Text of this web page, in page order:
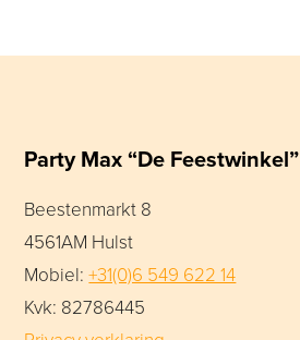
Party Max “De Feestwinkel”
Beestenmarkt 8
4561AM Hulst
Mobiel:+31(0)6 549 622 14
Kvk: 82786445